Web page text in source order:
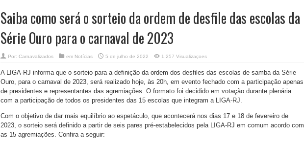
Saiba como será o sorteio da ordem de desfile das escolas da
Série Ouro para o carnaval de 2023
Por: Carnavalizados em Notícias 5 de julho de 2022 1,257 Visualizaçoes
A LIGA-RJ informa que o sorteio para a definição da ordem dos desfiles das escolas de samba da Série
Ouro, para o carnaval de 2023, será realizado hoje, às 20h, em evento fechado com a participação apenas
de presidentes e representantes das agremiações. O formato foi decidido em votação durante plenária
com a participação de todos os presidentes das 15 escolas que integram a LIGA-RJ.
Com o objetivo de dar mais equilíbrio ao espetáculo, que acontecerá nos dias 17 e 18 de fevereiro de
2023, o sorteio será definido a partir de seis pares pré-estabelecidos pela LIGA-RJ em comum acordo com
as 15 agremiações. Confira a seguir: